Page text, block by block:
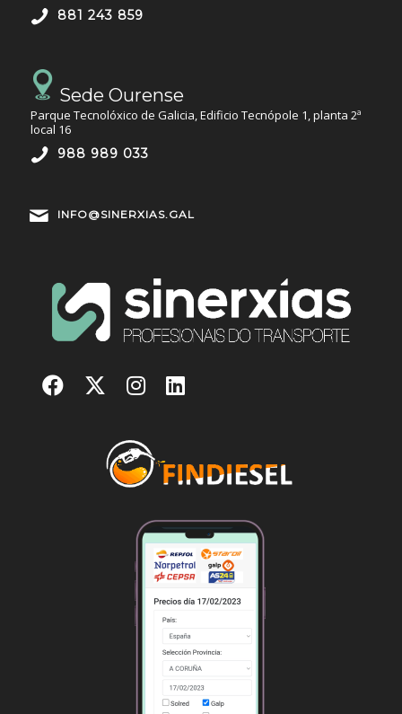
881 243 859
Sede Ourense
Parque Tecnolóxico de Galicia, Edificio Tecnópole 1, planta 2ª
local 16
988 989 033
INFO@SINERXIAS.GAL